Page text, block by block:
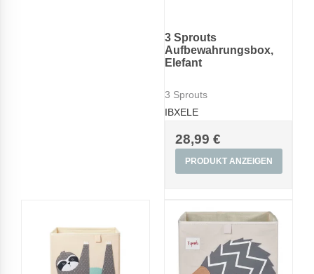
3 Sprouts
Aufbewahrungsbox,
Elefant
3 Sprouts
IBXELE
28,99 €
PRODUKT ANZEIGEN